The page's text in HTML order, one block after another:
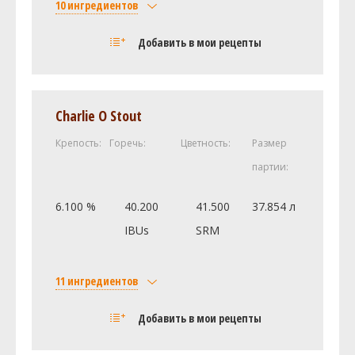
Добавить в мои рецепты
10 ингредиентов
Castle Malting Pale Ale
Амарилло (Amarillo)
Цитра (Citra)
43.09 г
29.48 г
California Ale (White Labs #WLP001)
Другие ингредиентыДобавить в мои рецепты
Charlie O Stout
Крепость: Горечь: Цветность:
Размер
партии:
6.100 %
40.200
IBUs
41.500
SRM
37.854 л
11 ингредиентов
Castle Malting Pale Ale